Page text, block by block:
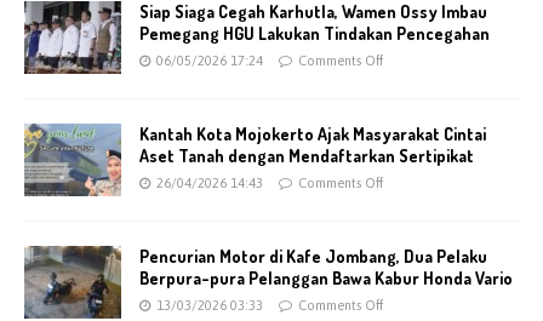
Siap Siaga Cegah Karhutla, Wamen Ossy Imbau
Pemegang HGU Lakukan Tindakan Pencegahan
06/05/2026 17:24 Comments Off
Kantah Kota Mojokerto Ajak Masyarakat Cintai
Aset Tanah dengan Mendaftarkan Sertipikat
26/04/2026 14:43 Comments Off
Pencurian Motor di Kafe Jombang, Dua Pelaku
Berpura-pura Pelanggan Bawa Kabur Honda Vario
13/03/2026 03:33 Comments Off